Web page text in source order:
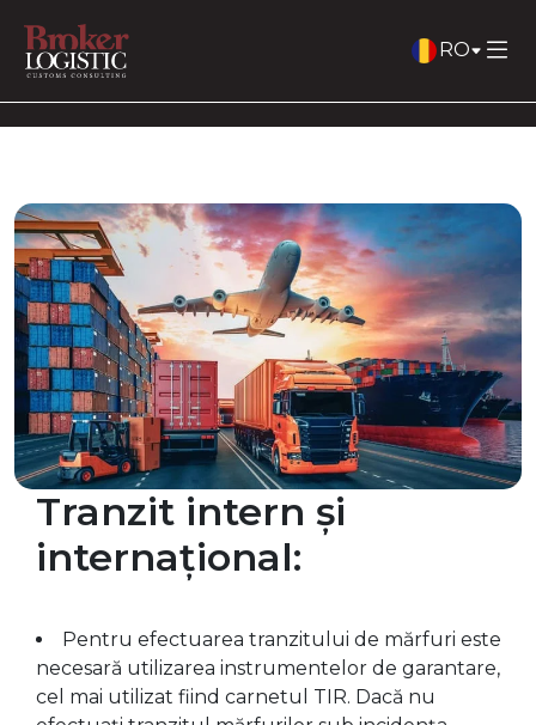
RO
Tranzit intern și
internațional:
Pentru efectuarea tranzitului de mărfuri este
necesară utilizarea instrumentelor de garantare,
cel mai utilizat fiind carnetul TIR. Dacă nu